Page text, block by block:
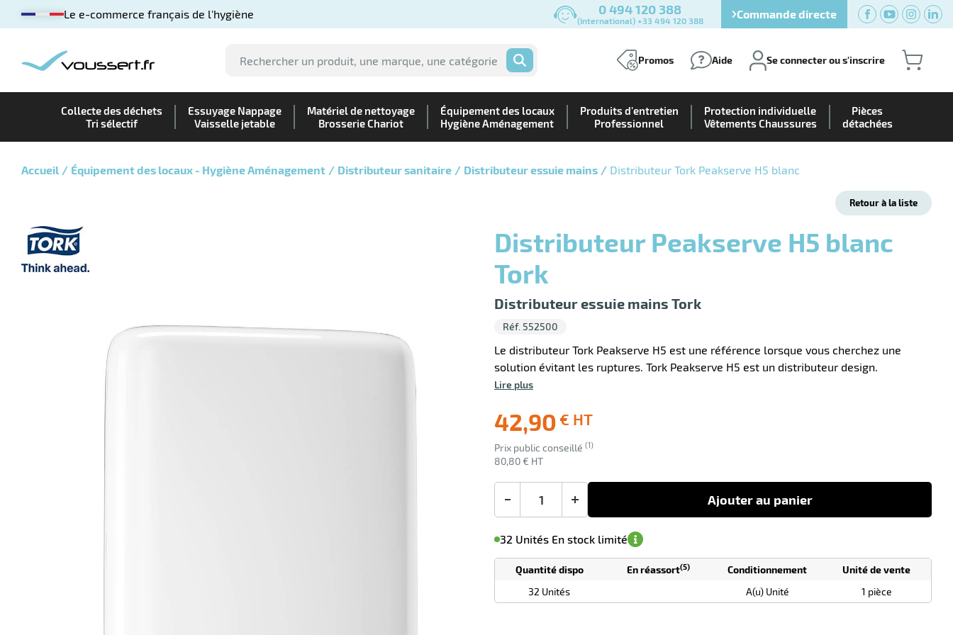
Le e-commerce français de l'hygiène 0 494 120 388
(International) +33 494 120 388 Commande directe
OK Promos Aide Se connecter ou s'inscrire
Collecte des déchets
Tri sélectif
Essuyage Nappage
Vaisselle jetable
Matériel de nettoyage
Brosserie Chariot
Équipement des locaux
Hygiène Aménagement
Produits d'entretien
Professionnel
Protection individuelle
Vêtements Chaussures
Pièces
détachées
Accueil Équipement des locaux - Hygiène Aménagement Distributeur sanitaire Distributeur essuie mains Distributeur Tork Peakserve H5 blanc
Retour à la liste
Distributeur Peakserve H5 blanc
Tork
Distributeur essuie mains Tork
Réf. 552500
Le distributeur Tork Peakserve H5 est une référence lorsque vous cherchez une
solution évitant les ruptures. Tork Peakserve H5 est un distributeur design.
Lire plus
42,90 € HT
Ecotaxe
: 0,00 €
Prix public conseillé (1)
80,80 € HT
offerte
+
Ajouter au panier
de
commande
32 Unités En stock limité
M'avertir de
disponibilité(5)
TarifQuantité dispo En réassort(5) Conditionnement
Unité de vente
32 Unités
A(u) Unité 1 pièce